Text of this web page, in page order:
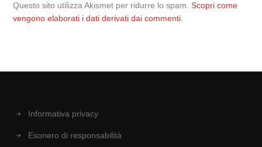
Questo sito utilizza Akismet per ridurre lo spam.Scopri come
vengono elaborati i dati derivati dai commenti
Informativa privacy
Esonero di responsabilità